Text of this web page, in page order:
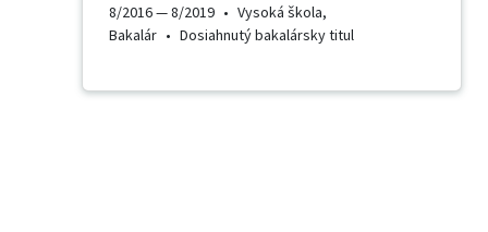
8/2016 —8/2019 • Vysoká škola,
Bakalár • Dosiahnutý bakalársky titul